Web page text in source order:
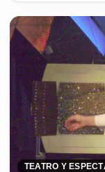
TEATRO Y